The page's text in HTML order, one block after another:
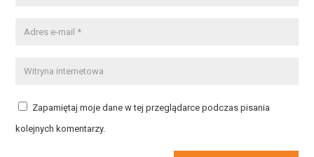
Zapamiętaj moje dane w tej przeglądarce podczas pisania
kolejnych komentarzy.